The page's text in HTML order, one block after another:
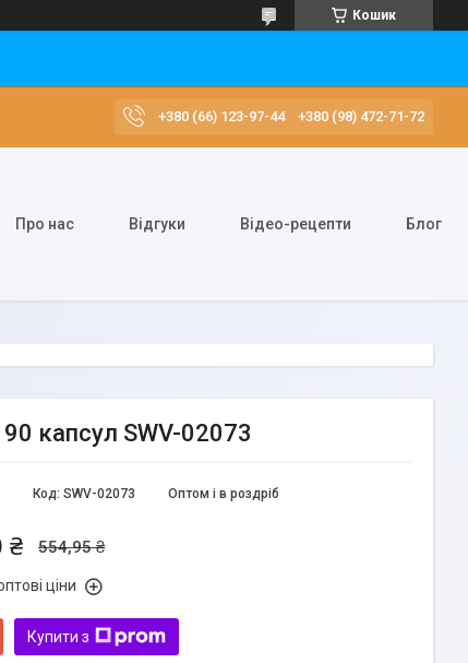
Кошик
+380 (66) 123-97-44 +380 (98) 472-71-72
Про нас Відгуки Відео-рецепти Блог
капсул SWV-02073
Оптом і в роздріб
Код: SWV-02073
554,95 ₴
₴
ціни
Купити з